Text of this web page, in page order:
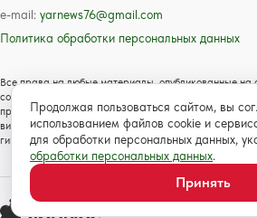
e-mail: yarnews76@gmail.com
Политика обработки персональных данных
Все права на любые материалы, опубликованные на
соответствии с российским и международным
праве и смежных правах. Любое использование
видеоматериалов возможно только с согласия
гиперссылкой на сайт https://www.yarnews.net; Для
Продолжая пользоваться сайтом, вы
использованием файлов cookie и
для обработки персональных данных,
обработки персональных данных.
Принять